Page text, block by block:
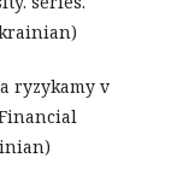
ryzykamy v